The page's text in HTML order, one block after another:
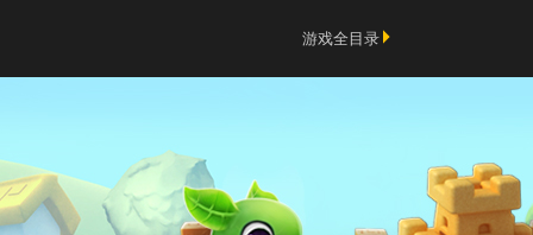
游戏全目录